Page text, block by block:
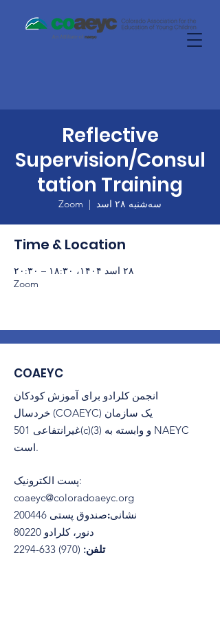
Reflective
Supervision/Consul
tation Training
سه‌شنبه ۲۸ اسد
  |
Zoom
Time & Location
۲۸ اسد ۱۴۰۴، ۱۸:۳۰ – ۲۰:۳۰
Zoom
COAEYC
انجمن کلرادو برای آموزش کودکان
خردسال (COAEYC) یک سازمان
غیرانتفاعی 501(c)(3) و وابسته به NAEYC
است.
پست الکترونیک:
coaeyc@coloradoaeyc.org
نشانی:​صندوق پستی 200446
دنور، کلرادو 80220
تلفن: (970) 633-2294